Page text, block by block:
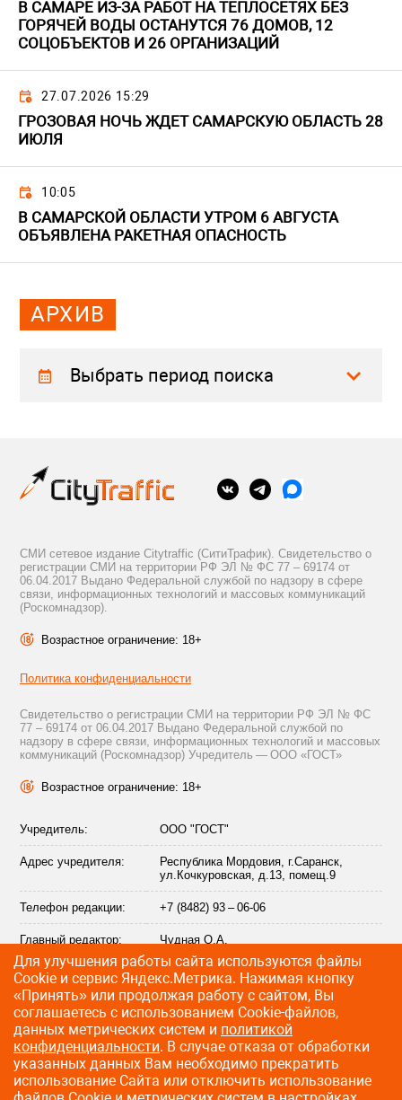
В САМАРЕ ИЗ-ЗА РАБОТ НА ТЕПЛОСЕТЯХ БЕЗ
ГОРЯЧЕЙ ВОДЫ ОСТАНУТСЯ 76 ДОМОВ, 12
СОЦОБЪЕКТОВ И 26 ОРГАНИЗАЦИЙ
27.07.2026 15:29
ГРОЗОВАЯ НОЧЬ ЖДЕТ САМАРСКУЮ ОБЛАСТЬ 28
ИЮЛЯ
10:05
В САМАРСКОЙ ОБЛАСТИ УТРОМ 6 АВГУСТА
ОБЪЯВЛЕНА РАКЕТНАЯ ОПАСНОСТЬ
АРХИВ
Выбрать период поиска
СМИ сетевое издание Citytraffic (СитиТрафик). Свидетельство о
регистрации СМИ на территории РФ ЭЛ № ФС 77 – 69174 от
06.04.2017 Выдано Федеральной службой по надзору в сфере
связи, информационных технологий и массовых коммуникаций
(Роскомнадзор).
Возрастное ограничение: 18+
Политика конфиденциальности
Свидетельство о регистрации СМИ на территории РФ ЭЛ № ФС
77 – 69174 от 06.04.2017 Выдано Федеральной службой по
надзору в сфере связи, информационных технологий и массовых
коммуникаций (Роскомнадзор) Учредитель — ООО «ГОСТ»
Возрастное ограничение: 18+
Учредитель: ООО "ГОСТ"
Адрес учредителя:
Республика Мордовия, г.Саранск,
ул.Кочкуровская, д.13, помещ.9
Телефон редакции: +7 (8482) 93 – 06-06
Главный редактор: Чудная О.А.
Адрес электронной
почты редакции:
info@citytraffic.ru
©2009—2026 CityTraffic — все права защищены
Разработка сайта:Лайт Информ
Для улучшения работы сайта используются файлы
Сookie и сервис Яндекс.Метрика. Нажимая кнопку
«Принять» или продолжая работу с сайтом, Вы
соглашаетесь с использованием Cookie-файлов,
данных метрических систем и политикой
конфиденциальности. В случае отказа от обработки
указанных данных Вам необходимо прекратить
использование Сайта или отключить использование